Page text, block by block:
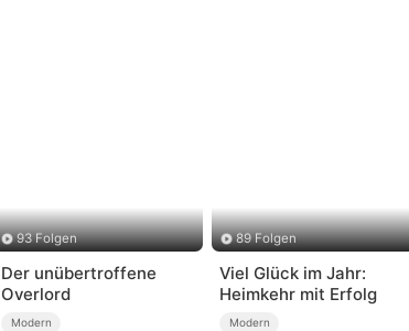
93 Folgen
Der unübertroffene
Overlord
Modern
89 Folgen
Viel Glück im Jahr:
Heimkehr mit Erfolg
Modern